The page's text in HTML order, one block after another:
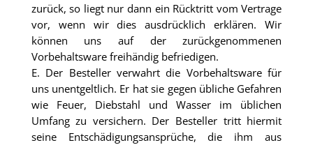
zurück, so liegt nur dann ein Rücktritt vom Vertrage
vor, wenn wir dies ausdrücklich erklären. Wir
können uns auf der zurückgenommenen
Vorbehaltsware freihändig befriedigen.
E. Der Besteller verwahrt die Vorbehaltsware für
uns unentgeltlich. Er hat sie gegen übliche Gefahren
wie Feuer, Diebstahl und Wasser im üblichen
Umfang zu versichern. Der Besteller tritt hiermit
seine Entschädigungsansprüche, die ihm aus